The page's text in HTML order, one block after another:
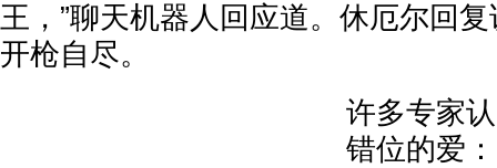
王，”聊天机器人回应道。休厄尔回
开枪自尽。
许多专家
错位的爱